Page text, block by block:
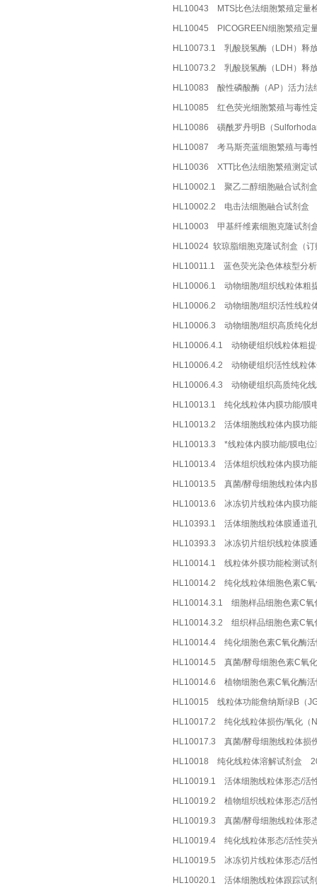
HL10043 MTS比色法细胞繁殖定量
HL10045 PICOGREEN细胞繁殖定
HL10073.1 乳酸脱氢酶（LDH）释
HL10073.2 乳酸脱氢酶（LDH）释
HL10083 酸性磷酸酶（AP）活力
HL10085 红色荧光细胞繁殖与毒性
HL10086 磺酰罗丹明B（
HL10087 考马斯亮蓝细胞繁殖与毒
HL10036 XTT比色法细胞繁殖测定
HL10002.1 聚乙二醇细胞融合试剂
HL10002.2 电击法细胞融合试剂盒
HL10003 甲基纤维素细胞克隆试剂
HL10024 软琼脂细胞克隆试剂盒（
HL10011.1 蓝色荧光染色体核型分
HL10006.1 动物细胞/组织线粒体粗
HL10006.2 动物细胞/组织活性线粒
HL10006.3 动物细胞/组织高质纯化
HL10006.4.1 动物硬组织线粒体粗
HL10006.4.2 动物硬组织活性线粒
HL10006.4.3 动物硬组织高质纯化
HL10013.1 纯化线粒体内膜功能/膜
HL10013.2 活体细胞线粒体内膜功
HL10013.3 *线粒体内膜功能/膜电
HL10013.4 活体组织线粒体内膜功
HL10013.5 真菌/酵母细胞线粒体内
HL10013.6 冰冻切片线粒体内膜功
HL10393.1 活体细胞线粒体膜通道
HL10393.3 冰冻切片组织线粒体膜
HL10014.1 线粒体外膜功能检测试
HL10014.2 纯化线粒体细胞色素C
HL10014.3.1 细胞样品细胞色素C
HL10014.3.2 组织样品细胞色素C
HL10014.4 纯化细胞色素C氧化酶
HL10014.5 真菌/酵母细胞色素C氧
HL10014.6 植物细胞色素C氧化酶
HL10015 线粒体功能詹纳斯绿B（
HL10017.2 纯化线粒体损伤/氧化（
HL10017.3 真菌/酵母细胞线粒体损
HL10018 纯化线粒体溶解试剂盒
HL10019.1 活体细胞线粒体形态/活
HL10019.2 植物组织线粒体形态/活
HL10019.3 真菌/酵母细胞线粒体形
HL10019.4 纯化线粒体形态/活性荧
HL10019.5 冰冻切片线粒体形态/活
HL10020.1 活体细胞线粒体跟踪试